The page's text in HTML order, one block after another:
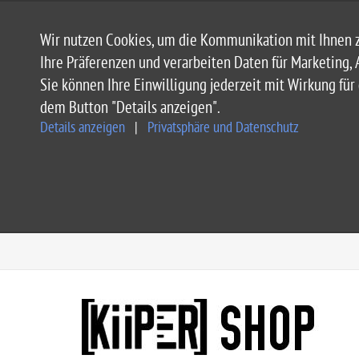
Wir nutzen Cookies, um die Kommunikation mit
Ihre Präferenzen und verarbeiten Daten für
Sie können Ihre Einwilligung jederzeit mit Wirkung
dem Button "Details anzeigen".
Details anzeigen Privatsphäre und Datenschutz